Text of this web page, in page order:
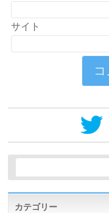
サイト
カテゴリー